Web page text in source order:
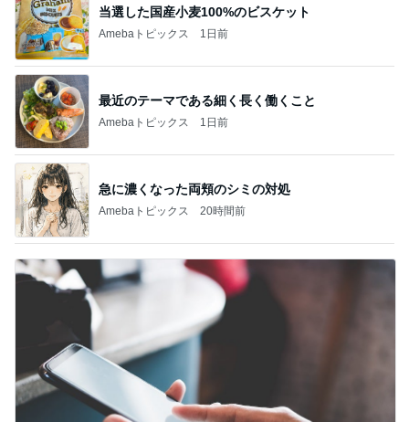
当選した国産小麦100%のビスケット
Amebaトピックス 1日前
最近のテーマである細く長く働くこと
Amebaトピックス 1日前
急に濃くなった両頬のシミの対処
Amebaトピックス 20時間前